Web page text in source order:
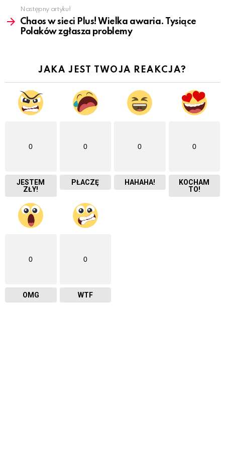
Następny artykuł
Chaos w sieci Plus! Wielka awaria. Tysiące
Polaków zgłasza problemy
JAKA JEST TWOJA REAKCJA?
0
JESTEM
ZŁY!
0
PŁACZĘ
0
HAHAHA!
0
KOCHAM
TO!
0
OMG
0
WTF